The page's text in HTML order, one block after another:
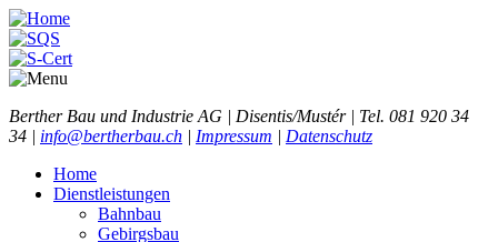
Berther Bau und Industrie AG | Disentis/Mustér | Tel. 081 920 34
34 | info@bertherbau.ch | Impressum | Datenschutz
Home
Dienstleistungen
Bahnbau
Gebirgsbau